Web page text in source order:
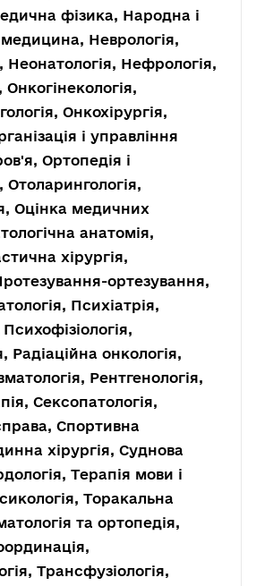
фізика, Народна і
Неврологія,
Неонатологія, Нефрологія,
Онкогінекологія,
Онкохірургія,
і управління
Ортопедія і
Отоларингологія,
Оцінка медичних
анатомія,
хірургія,
ортезування,
Психіатрія,
Радіаційна онкологія,
Рентгенологія,
Сексопатологія,
Спортивна
хірургія, Суднова
Терапія мови і
Торакальна
та ортопедія,
Трансфузіологія,